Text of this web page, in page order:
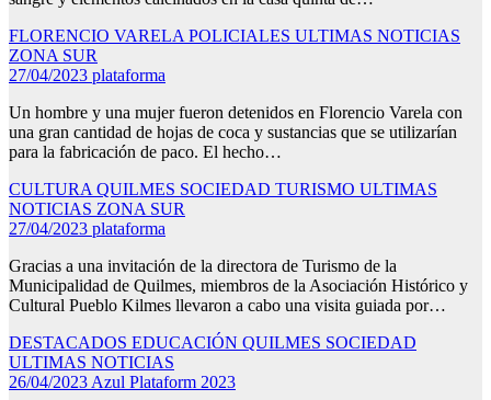
FLORENCIO VARELA POLICIALES ULTIMAS NOTICIAS
ZONA SUR
27/04/2023 plataforma
Un hombre y una mujer fueron detenidos en Florencio Varela con
una gran cantidad de hojas de coca y sustancias que se utilizarían
para la fabricación de paco. El hecho…
CULTURA QUILMES SOCIEDAD TURISMO ULTIMAS
NOTICIAS ZONA SUR
27/04/2023 plataforma
Gracias a una invitación de la directora de Turismo de la
Municipalidad de Quilmes, miembros de la Asociación Histórico y
Cultural Pueblo Kilmes llevaron a cabo una visita guiada por…
DESTACADOS EDUCACIÓN QUILMES SOCIEDAD
ULTIMAS NOTICIAS
26/04/2023 Azul Plataform 2023